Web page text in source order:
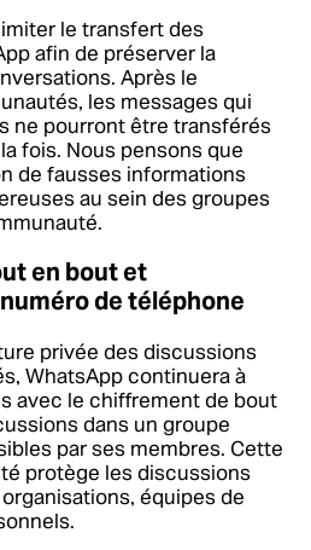
le transfert des
afin de préserver la
Après le
les messages qui
ne pourront être transférés
fois. Nous pensons que
de fausses informations
au sein des groupes
en bout et
de téléphone
privée des discussions
WhatsApp continuera à
avec le chiffrement de bout
dans un groupe
par ses membres. Cette
protège les discussions
équipes de